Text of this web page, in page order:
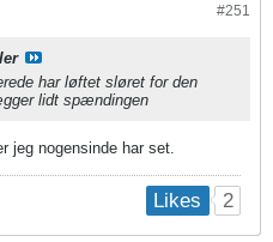
#251
har løftet sløret for den
lidt spændingen
jeg nogensinde har set.
Likes 2